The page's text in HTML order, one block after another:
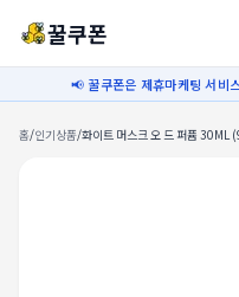
꿀쿠폰
📢 꿀쿠폰은 제휴마케팅 서비
홈/인기상품/화이트 머스크 오 드 퍼퓸 30ML